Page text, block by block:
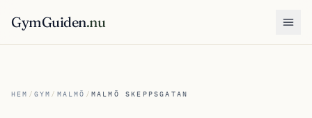
GymGuiden.nu
HEM / GYM / MALMÖ / MALMÖ SKEPPSGATAN